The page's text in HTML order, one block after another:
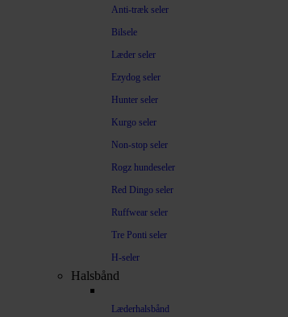
Anti-træk seler
Bilsele
Læder seler
Ezydog seler
Hunter seler
Kurgo seler
Non-stop seler
Rogz hundeseler
Red Dingo seler
Ruffwear seler
Tre Ponti seler
H-seler
Halsbånd
Læderhalsbånd